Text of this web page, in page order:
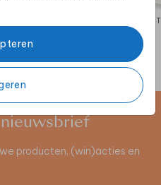
producten, (win)acties en